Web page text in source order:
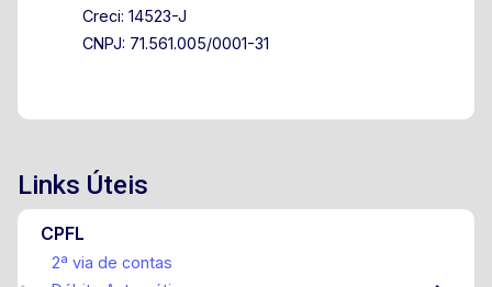
Creci: 14523-J
CNPJ: 71.561.005/0001-31
Links Úteis
CPFL
2ª via de contas